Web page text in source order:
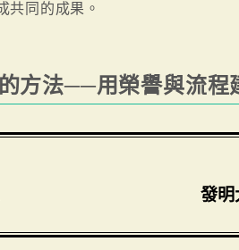
共同的成果。
方法──用榮譽與流程
發明